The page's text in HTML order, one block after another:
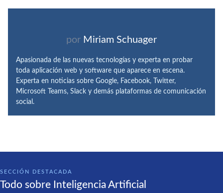
por Miriam Schuager
Apasionada de las nuevas tecnologías y experta en probar
toda aplicación web y software que aparece en escena.
Experta en noticias sobre Google, Facebook, Twitter,
Microsoft Teams, Slack y demás plataformas de comunicación
social.
SECCIÓN DESTACADA
Todo sobre Inteligencia Artificial